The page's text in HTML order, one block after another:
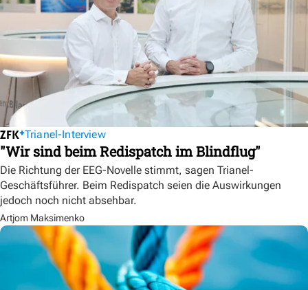
Trianel-Interview
"Wir sind beim Redispatch im Blindflug"
Die Richtung der EEG-Novelle stimmt, sagen Trianel-
Geschäftsführer. Beim Redispatch seien die Auswirkungen
jedoch noch nicht absehbar.
Artjom Maksimenko